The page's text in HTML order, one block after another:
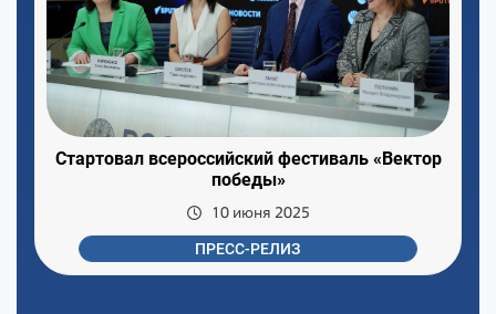
Стартовал всероссийский фестиваль «Вектор
победы»
10 июня 2025
ПРЕСС-РЕЛИЗ